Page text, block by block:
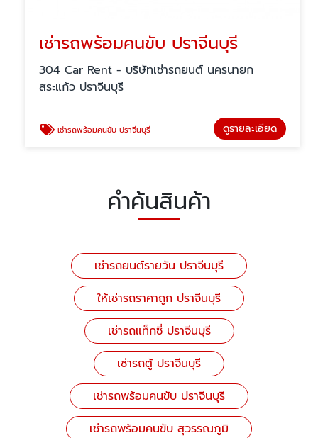
เช่ารถพร้อมคนขับ ปราจีนบุรี
304 Car Rent - บริษัทเช่ารถยนต์ นครนายก
สระแก้ว ปราจีนบุรี
เช่ารถพร้อมคนขับ ปราจีนบุรี ดูรายละเอียด
คำค้นสินค้า
เช่ารถยนต์รายวัน ปราจีนบุรี
ให้เช่ารถราคาถูก ปราจีนบุรี
เช่ารถแท็กซี่ ปราจีนบุรี
เช่ารถตู้ ปราจีนบุรี
เช่ารถพร้อมคนขับ ปราจีนบุรี
เช่ารถพร้อมคนขับ สุวรรณภูมิ